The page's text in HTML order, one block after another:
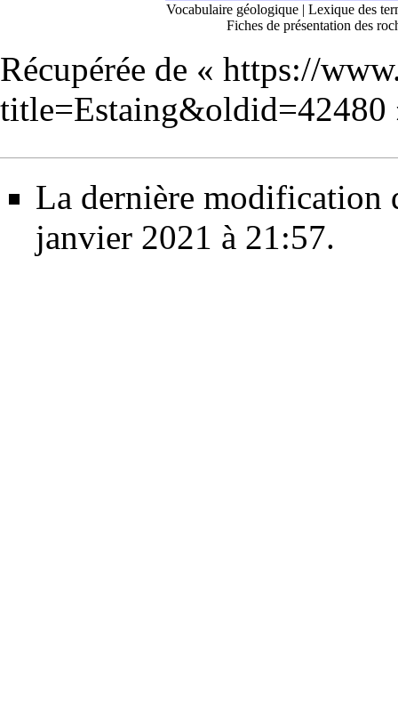
Vocabulaire géologique| Lexique des
Fiches de présentation des
Récupérée de « https://
title=Estaing&oldid=42480
La dernière modification
janvier 2021 à 21:57.